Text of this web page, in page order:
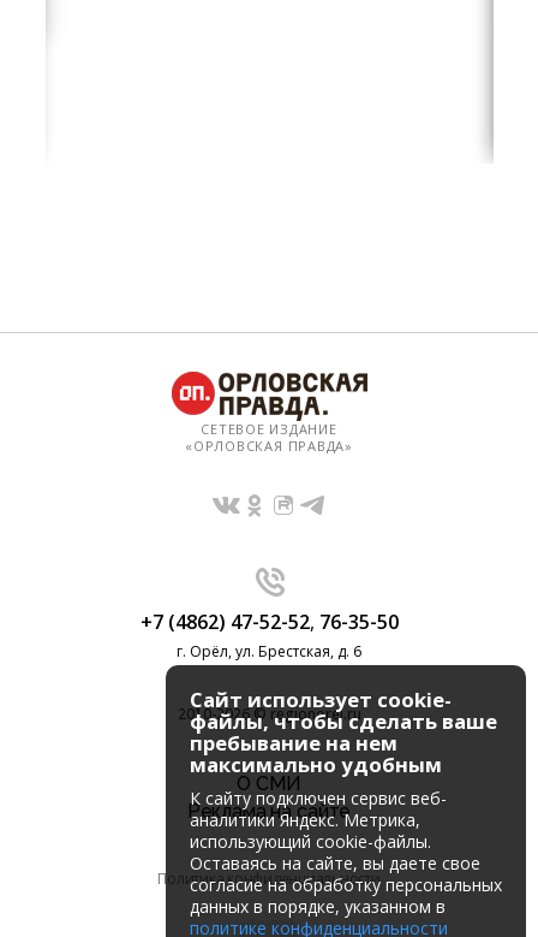
СЕТЕВОЕ ИЗДАНИЕ
«ОРЛОВСКАЯ ПРАВДА»
+7 (4862) 47-52-52, 76-35-50
г. Орёл, ул. Брестская, д. 6
2010-2026 © regionorel.ru
О СМИ
Реклама на сайте
Политика конфиденциальности
Сайт использует cookie-
файлы, чтобы сделать ваше
пребывание на нем
максимально удобным
К cайту подключен сервис веб-
аналитики Яндекс. Метрика,
использующий cookie-файлы.
Оставаясь на сайте, вы даете свое
согласие на обработку персональных
данных в порядке, указанном в
политике конфиденциальности